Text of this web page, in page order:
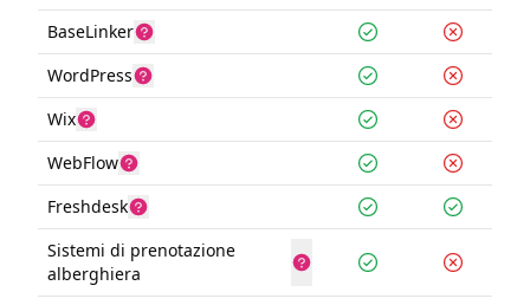
BaseLinker
WordPress
Wix
WebFlow
Freshdesk
Sistemi di prenotazione
alberghiera